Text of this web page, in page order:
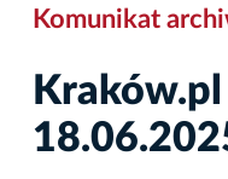
Komunikat